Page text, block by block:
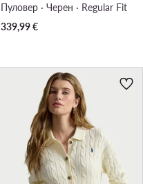
Пуловер · Черен · Regular Fit
339,99€